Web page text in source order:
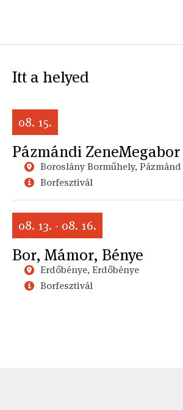
Itt a helyed
08. 15.
Pázmándi ZeneMegabor
Boroslány Borműhely, Pázmánd
Borfesztivál
08. 13. - 08. 16.
Bor, Mámor, Bénye
Erdőbénye, Erdőbénye
Borfesztivál